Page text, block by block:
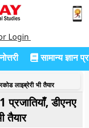
Login
सामान्य ज्ञान
लाइब्रेरी भी तैयार
डीएनए
तैयार